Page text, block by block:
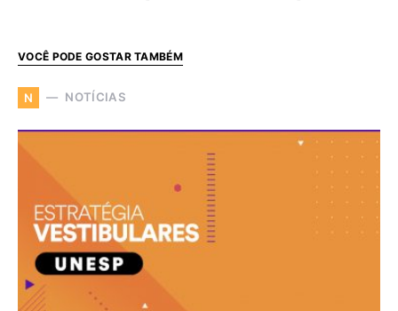
VOCÊ PODE GOSTAR TAMBÉM
N NOTÍCIAS